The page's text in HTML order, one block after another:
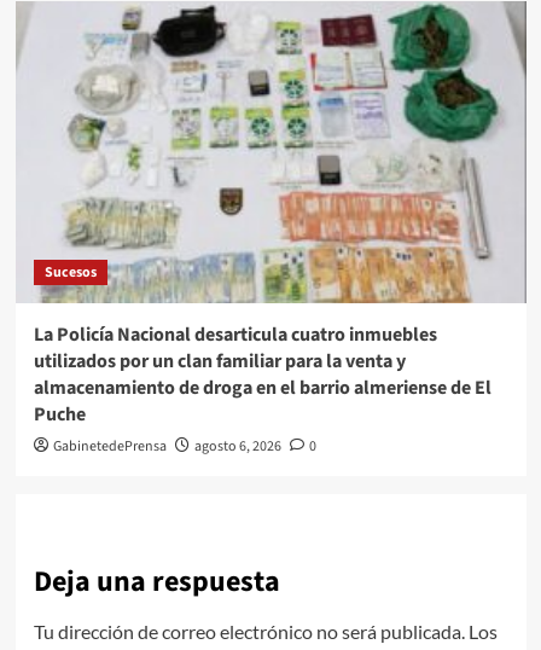
Sucesos
La Policía Nacional desarticula cuatro inmuebles
utilizados por un clan familiar para la venta y
almacenamiento de droga en el barrio almeriense de El
Puche
GabinetedePrensa agosto 6, 2026 0
Deja una respuesta
Tu dirección de correo electrónico no será publicada. Los